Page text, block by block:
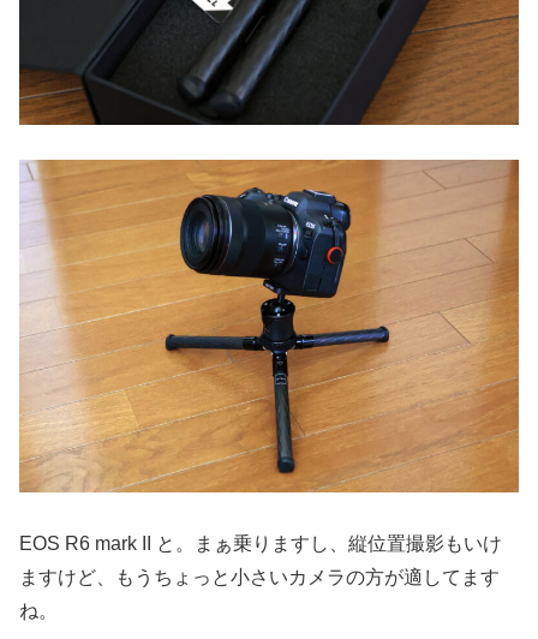
EOS R6 mark II と。まぁ乗りますし、縦位置撮影もいけ
ますけど、もうちょっと小さいカメラの方が適してます
ね。